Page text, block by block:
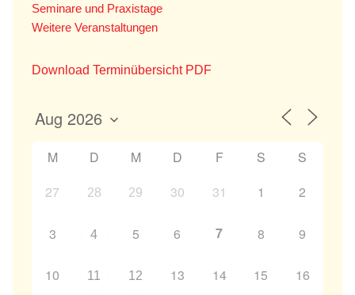
Seminare und Praxistage
Weitere Veranstaltungen
Download Terminübersicht PDF
M D M D F S
S
27
28 29 30 31 1 2
3 4 5 6 7 8 9
10 11 12 13 14 15 16